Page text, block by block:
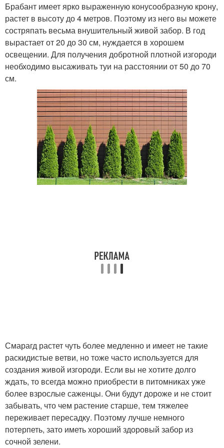
Брабант имеет ярко выраженную конусообразную крону,
растет в высоту до 4 метров. Поэтому из него вы можете
состряпать весьма внушительный живой забор. В год
вырастает от 20 до 30 см, нуждается в хорошем
освещении. Для получения добротной плотной изгороди
необходимо высаживать туи на расстоянии от 50 до 70
см.
Смарагд растет чуть более медленно и имеет не такие
раскидистые ветви, но тоже часто используется для
создания живой изгороди. Если вы не хотите долго
ждать, то всегда можно приобрести в питомниках уже
более взрослые саженцы. Они будут дороже и не стоит
забывать, что чем растение старше, тем тяжелее
переживает пересадку. Поэтому лучше немного
потерпеть, зато иметь хороший здоровый забор из
сочной зелени.